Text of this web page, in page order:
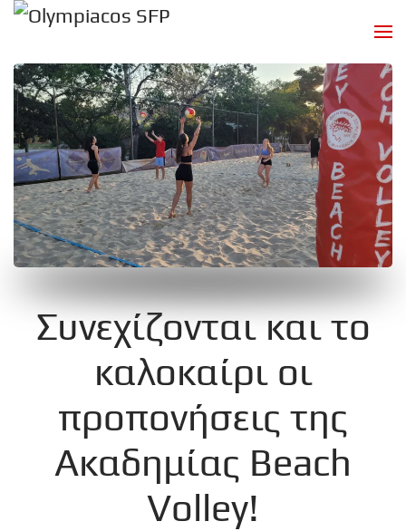
Συνεχίζονται και το
καλοκαίρι οι
προπονήσεις της
Ακαδημίας Beach
Volley!